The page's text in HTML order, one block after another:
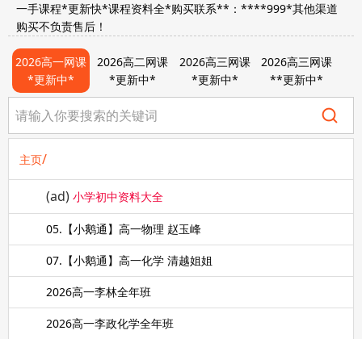
一手课程*更新快*课程资料全*购买联系**：****999*其他渠道
购买不负责售后！
2026高一网课
*更新中*
2026高二网课
*更新中*
2026高三网课
*更新中*
2026高三网课
**更新中*
主页/
(ad) 小学初中资料大全
05.【小鹅通】高一物理 赵玉峰
07.【小鹅通】高一化学 清越姐姐
2026高一李林全年班
2026高一李政化学全年班